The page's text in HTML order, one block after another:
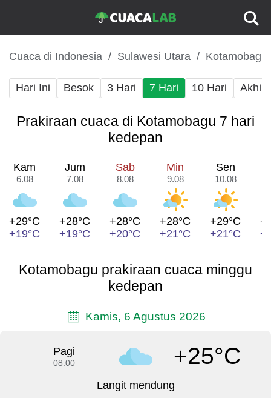
Cuaca di Indonesia Sulawesi Utara Kotamobagu
Hari Ini Besok 3 Hari 7 Hari 10 Hari Akhir
Prakiraan cuaca di Kotamobagu 7 hari
kedepan
Kam
6.08
+29°C
+19°C
Jum
7.08
+28°C
+19°C
Sab
8.08
+28°C
+20°C
Min
9.08
+28°C
+21°C
Sen
10.08
+29°C
+21°C
Kotamobagu prakiraan cuaca minggu
kedepan
Kamis, 6 Agustus 2026
Pagi
08:00 +25°C
Langit mendung